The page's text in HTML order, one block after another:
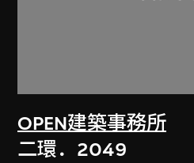
OPEN建築事務所
二環．2049